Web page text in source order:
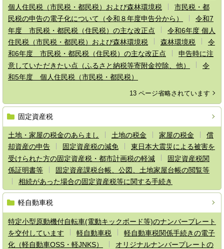
個人住民税（市民税・都民税）および森林環境税
市民税・都
民税の申告の電子化について（令和８年度申告分から）
令和7
年度 市民税・都民税（住民税）の主な改正点
令和6年度 個人
住民税（市民税・都民税）および森林環境税
森林環境税
令
和6年度 市民税・都民税（住民税）の主な改正点
申告時に注
意していただきたい点（ふるさと納税等寄附金控除、他）
令
和5年度 個人住民税（市民税・都民税）
13 ページ省略されています
固定資産税
土地・家屋の税金のあらまし 土地の税金 家屋の税金
償
却資産の申告
固定資産税の減免
東日本大震災による被害を
受けられた方の固定資産税・都市計画税の軽減
固定資産税関
係証明書等
固定資産課税台帳、公図、土地家屋台帳の閲覧等
相続があった場合の固定資産税等に関する手続き
軽自動車税
特定小型原動機付自転車(電動キックボード等)のナンバープレート
を交付しています
軽自動車税
軽自動車税関係手続きの電子
化（軽自動車OSS・軽JNKS）
オリジナルナンバープレートの